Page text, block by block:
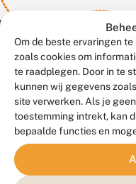
Om de beste ervaringen
zoals cookies om
te raadplegen. Door in te
kunnen wij gegevens
site verwerken. Als je
toestemming intrekt, kan
bepaalde functies en
Contact
Veelgestelde
Meld
©
Duurzaam ontwikkeld